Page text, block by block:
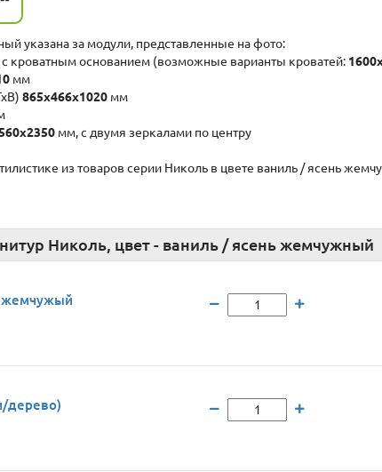
указана за модули, представленные на фото:
кроватным основанием (возможные варианты кроватей:
мм
865x466x1020 мм
мм, с двумя зеркалами по центру
из товаров серии Николь в цвете ваниль / ясень
Николь, цвет - ваниль / ясень жемчужный
жемчужый
дерево)